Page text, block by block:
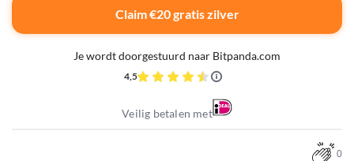
Claim €20 gratis zilver
Je wordt doorgestuurd naar Bitpanda.com
4,5
Veilig betalen met
0